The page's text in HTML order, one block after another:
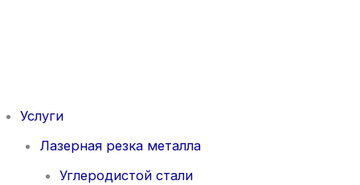
Услуги
Лазерная резка металла
Углеродистой стали